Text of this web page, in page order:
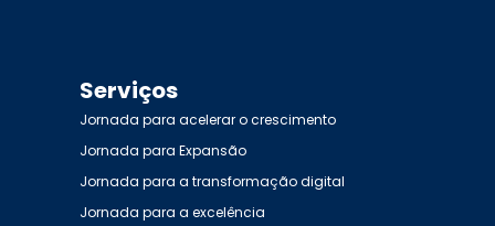
Serviços
Jornada para acelerar o crescimento
Jornada para Expansão
Jornada para a transformação digital
Jornada para a excelência